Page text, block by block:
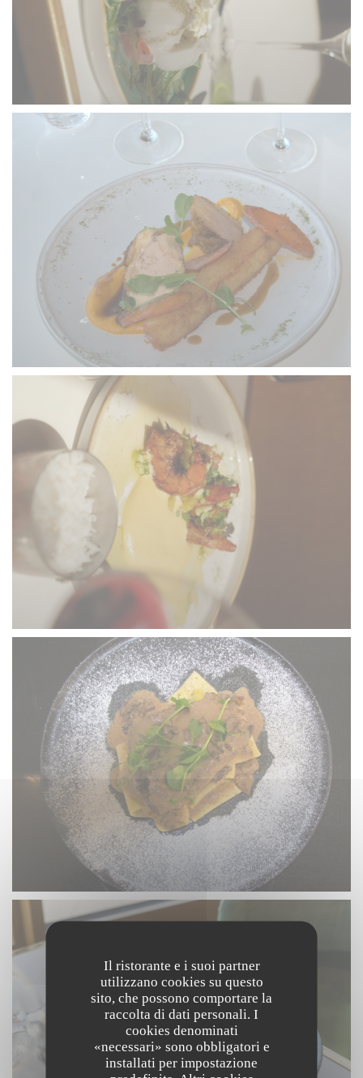
Il ristorante e i suoi partner
utilizzano cookies su questo
sito, che possono comportare la
raccolta di dati personali. I
cookies denominati
«necessari» sono obbligatori e
installati per impostazione